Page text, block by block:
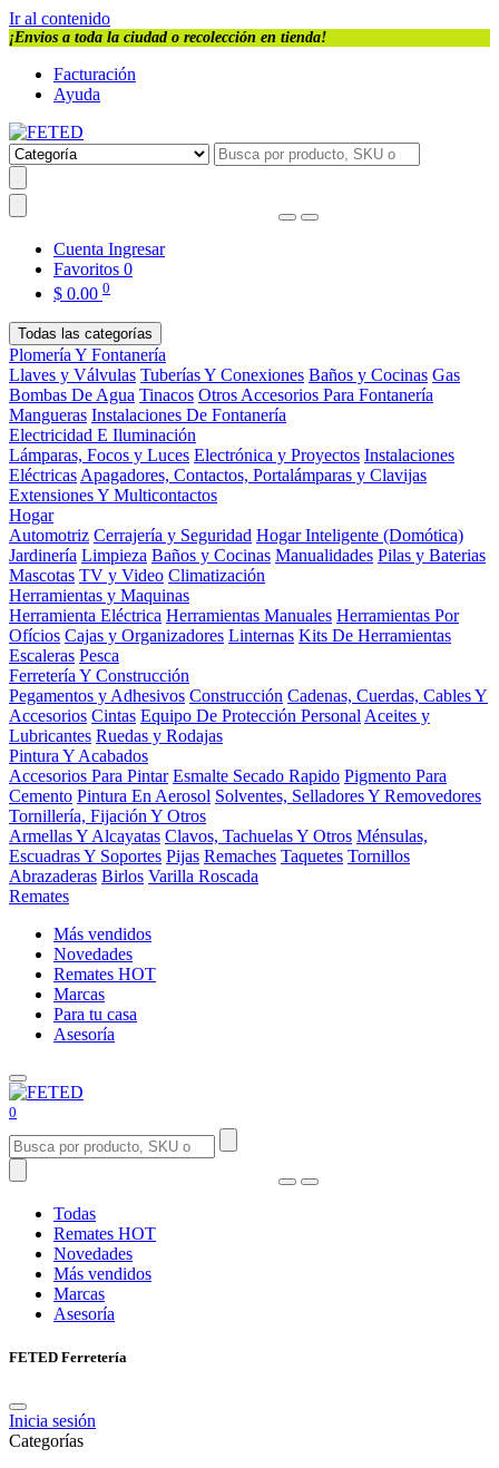
Ir al contenido
¡Envios a toda la ciudad o recolección en tienda!
Facturación
Ayuda
Cuenta Ingresar
Favoritos 0
$ 0.00 0
Todas las categorías
Plomería Y Fontanería
Llaves y Válvulas Tuberías Y Conexiones Baños y Cocinas Gas
Bombas De Agua Tinacos Otros Accesorios Para Fontanería
Mangueras Instalaciones De Fontanería
Electricidad E Iluminación
Lámparas, Focos y Luces Electrónica y Proyectos Instalaciones
Eléctricas Apagadores, Contactos, Portalámparas y Clavijas
Extensiones Y Multicontactos
Hogar
Automotriz Cerrajería y Seguridad Hogar Inteligente (Domótica)
Jardinería Limpieza Baños y Cocinas Manualidades Pilas y Baterias
Mascotas TV y Video Climatización
Herramientas y Maquinas
Herramienta Eléctrica Herramientas Manuales Herramientas Por
Ofícios Cajas y Organizadores Linternas Kits De Herramientas
Escaleras Pesca
Ferretería Y Construcción
Pegamentos y Adhesivos Construcción Cadenas, Cuerdas, Cables Y
Accesorios Cintas Equipo De Protección Personal Aceites y
Lubricantes Ruedas y Rodajas
Pintura Y Acabados
Accesorios Para Pintar Esmalte Secado Rapido Pigmento Para
Cemento Pintura En Aerosol Solventes, Selladores Y Removedores
Tornillería, Fijación Y Otros
Armellas Y Alcayatas Clavos, Tachuelas Y Otros Ménsulas,
Escuadras Y Soportes Pijas Remaches Taquetes Tornillos
Abrazaderas Birlos Varilla Roscada
Remates
Más vendidos
Novedades
Remates HOT
Marcas
Para tu casa
Asesoría
0
Todas
Remates HOT
Novedades
Más vendidos
Marcas
Asesoría
FETED Ferretería
Inicia sesión
Categorías